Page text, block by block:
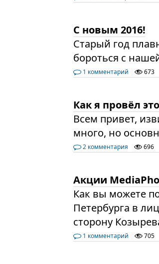
С новым 2016!
Старый год
бороться с
1 комментарий 673
Как я провёл
Всем привет,
много, но
2 комментария 696
Акции
Как вы можете
Петербурга в
сторону
1 комментарий 705